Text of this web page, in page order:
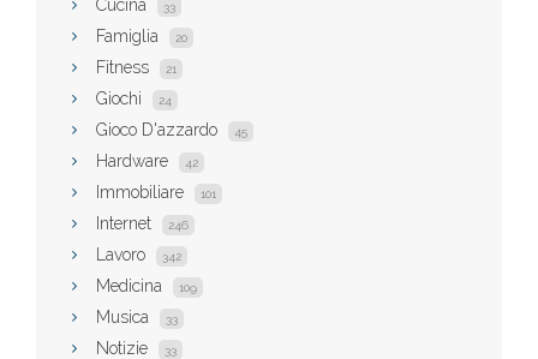
Cucina 33
Famiglia 20
Fitness 21
Giochi 24
Gioco D'azzardo 45
Hardware 42
Immobiliare 101
Internet 246
Lavoro 342
Medicina 109
Musica 33
Notizie 33